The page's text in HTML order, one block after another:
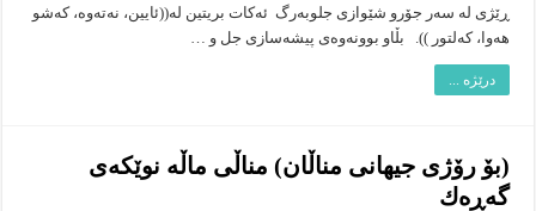
ڕێژی لە سەر جۆرو شێوازی جلوبەرگ ئەكات بریتین لە((ئایین، نەتەوە، كەشو
هەوا، كەلتور )). بڵاو بوونەوەی پیشەسازی جل و …
درێژە ...
(بۆ رۆژی جیهانی مناڵان) مناڵی ماڵه‌ نوێكه‌ی
گه‌ڕه‌ك